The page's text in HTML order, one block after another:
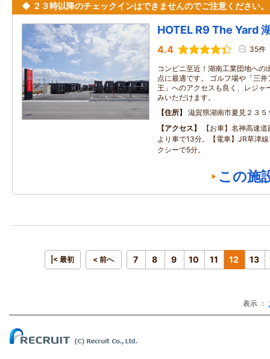
◆ ２３時以降のチェックインはできませんのでご注意ください。
HOTEL R9 The Yard
4.4 35件
コンビニ至近！湖南工業団地への
点に最適です。 ゴルフ場や「三
王」へのアクセスも良く、レジャ
みいただけます。
住所
滋賀県湖南市夏見２３５
アクセス
【お車】名神高速
より車で13分。【電車】JR草津
クシーで5分。
この施
|< 最初 < 前へ 7 8 9 10 11 12 13
表示 ：